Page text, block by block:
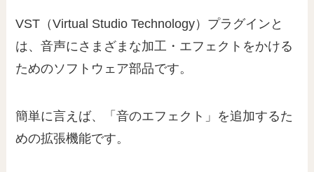
VST（Virtual Studio Technology）プラグインと
は、音声にさまざまな加工・エフェクトをかける
ためのソフトウェア部品です。
簡単に言えば、「音のエフェクト」を追加するた
めの拡張機能です。